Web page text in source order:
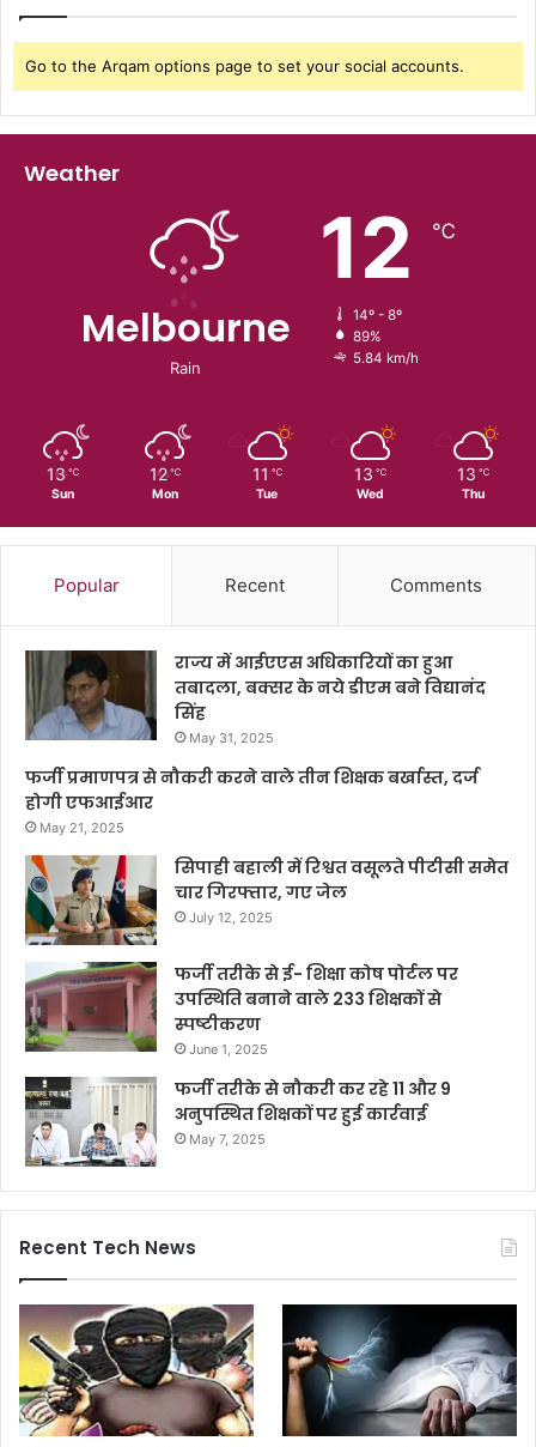
Go to the Arqam options page to set your social accounts.
Weather
Melbourne
Rain
12 ℃
14º - 8º
89%
5.84 km/h
13 ℃
Sun
12 ℃
Mon
11 ℃
Tue
13 ℃
Wed
13 ℃
Thu
Popular Recent Comments
राज्य में आईएएस अधिकारियों का हुआ
तबादला, बक्सर के नये डीएम बने विद्यानंद
सिंह
May 31, 2025
फर्जी प्रमाणपत्र से नौकरी करने वाले तीन शिक्षक बर्खास्त, दर्ज
होगी एफआईआर
May 21, 2025
सिपाही बहाली में रिश्वत वसूलते पीटीसी समेत
चार गिरफ्तार, गए जेल
July 12, 2025
फर्जी तरीके से ई- शिक्षा कोष पोर्टल पर
उपस्थिति बनाने वाले 233 शिक्षकों से
स्पष्टीकरण
June 1, 2025
फर्जी तरीके से नौकरी कर रहे 11 और 9
अनुपस्थित शिक्षकों पर हुई कार्रवाई
May 7, 2025
Recent Tech News